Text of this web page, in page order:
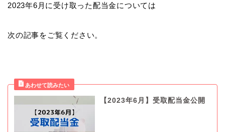
2023年6月に受け取った配当金については
次の記事をご覧ください。
【2023年6月】受取配当金公開